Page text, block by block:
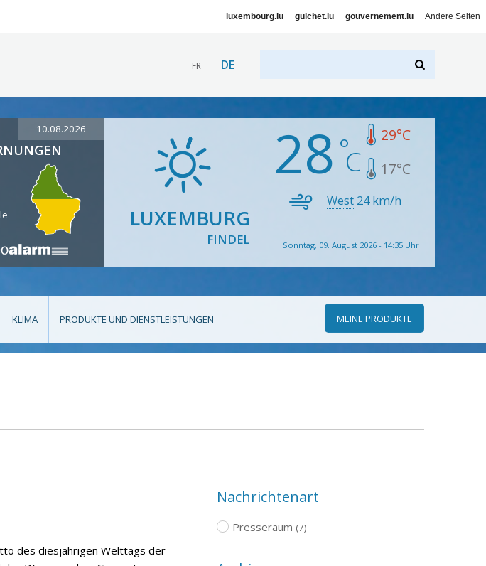
luxembourg.lu guichet.lu gouvernement.lu Andere Seiten
FR DE
10.08.2026
LUXEMBURG
FINDEL
28 29°C
17°C
West 24km/h
Sonntag, 09. August 2026 - 14:35 Uhr
KLIMA PRODUKTE UND DIENSTLEISTUNGEN MEINE PRODUKTE
des diesjährigen Welttags der
Nachrichtenart
Presseraum (7)